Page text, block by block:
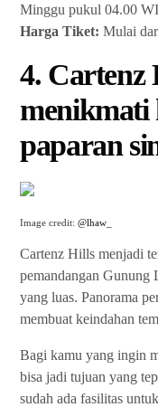
Minggu pukul 04.00
Harga Tiket: Mulai
4. Cartenz
menikmati
paparan
Image credit: @lhaw_
Cartenz Hills menjadi
pemandangan Gunung
yang luas. Panorama
membuat keindahan
Bagi kamu yang ingin
bisa jadi tujuan yang
sudah ada fasilitas